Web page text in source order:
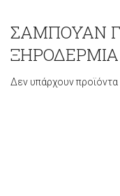
ΣΑΜΠΟΥΆΝ
Δεν υπάρχουν προϊόντα